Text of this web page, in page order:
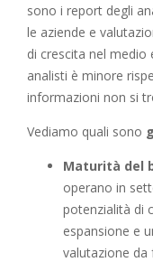
sono i report degli
le aziende e
di crescita nel medio
analisti è minore
informazioni non si
Vediamo quali sono
Maturità del
operano in
potenzialità di
espansione e
valutazione da